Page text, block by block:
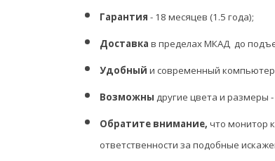
Гарантия - 18 месяцев (1.5 года);
Доставка в пределах МКАД до
Удобный и современный
Возможны другие цвета и
Обратите внимание, что монитор
ответственности за подобные